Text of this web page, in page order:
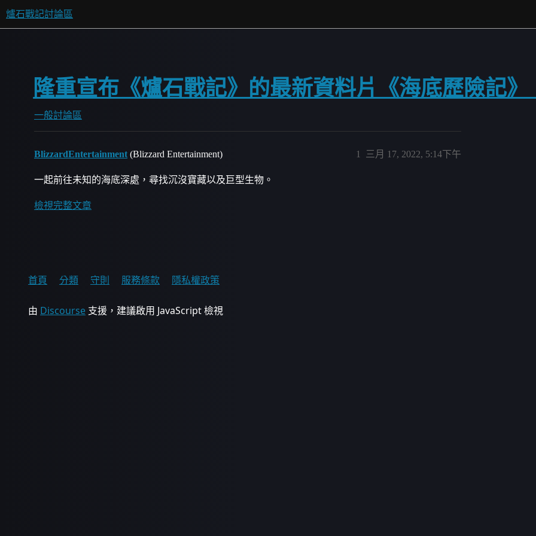
爐石戰記討論區
隆重宣布《爐石戰記》的最新資料片《海底歷險記》
一般討論區
BlizzardEntertainment (Blizzard Entertainment) 三月 17, 2022, 5:14下午
1
一起前往未知的海底深處，尋找沉沒寶藏以及巨型生物。
檢視完整文章
首頁 分類 守則 服務條款 隱私權政策
由 Discourse 支援，建議啟用 JavaScript 檢視